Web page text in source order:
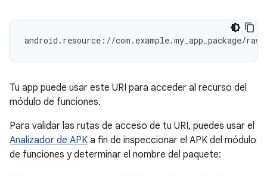
Tu app puede usar este URI para acceder al recurso del
módulo de funciones.
Para validar las rutas de acceso de tu URI, puedes usar el
Analizador de APK a fin de inspeccionar el APK del módulo
de funciones y determinar el nombre del paquete: